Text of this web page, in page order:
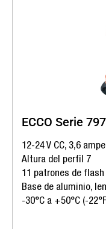
ECCO Serie
12-24 V CC, 3,6
Altura del perfil 7
11 patrones de flash
Base de aluminio,
-30°C a +50°C (-